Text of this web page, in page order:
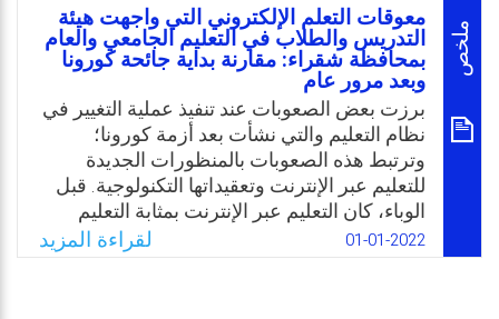
ملخص
معوقات التعلم الإلكتروني التي واجهت هيئة
التدريس والطلاب في التعليم الجامعي والعام
بمحافظة شقراء: مقارنة بداية جائحة كورونا
وبعد مرور عام
برزت بعض الصعوبات عند تنفيذ عملية التغيير في
نظام التعليم والتي نشأت بعد أزمة كورونا؛
وترتبط هذه الصعوبات بالمنظورات الجديدة
للتعليم عبر الإنترنت وتعقيداتها التكنولوجية. قبل
الوباء، كان التعليم عبر الإنترنت بمثابة التعليم
الذي توفره الجامعات المفتوحة، لكن بالوقت
الحالي أصبح التدريس عبر الإنترنت والتعامل معه
01-01-2022 لقراءة المزيد